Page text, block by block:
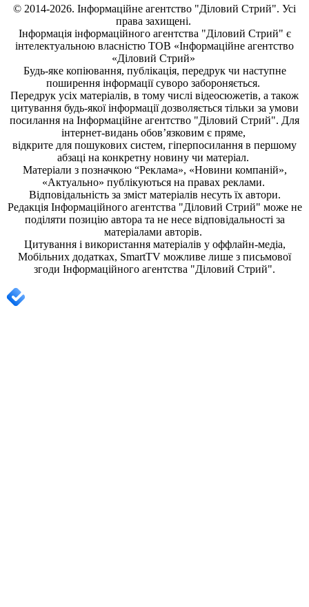
© 2014-2026. Інформаційне агентство "Діловий Стрий". Усі
права захищені.
Інформація інформаційного агентства "Діловий Стрий" є
інтелектуальною власністю ТОВ «Інформаційне агентство
«Діловий Стрий»
Будь-яке копiювання, публiкацiя, передрук чи наступне
поширення iнформацiї суворо забороняється.
Передрук усіх матеріалів, в тому числі відеосюжетів, а також
цитування будь-якої інформації дозволяється тільки за умови
посилання на Інформаційне агентство "Діловий Стрий". Для
інтернет-видань обов’язковим є пряме,
відкрите для пошукових систем, гіперпосилання в першому
абзаці на конкретну новину чи матеріал.
Матеріали з позначкою “Реклама», «Новини компаній»,
«Актуально» публікуються на правах реклами.
Відповідальність за зміст матеріалів несуть їх автори.
Редакція Інформаційного агентства "Діловий Стрий" може не
поділяти позицію автора та не несе відповідальності за
матеріалами авторів.
Цитування і використання матеріалів у оффлайн-медіа,
Мобільних додатках, SmartTV можливе лише з письмової
згоди Інформаційного агентства "Діловий Стрий".